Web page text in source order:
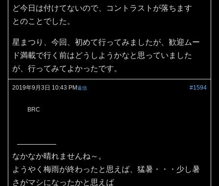
ど今日は付けてないので、コントラストが落ちます
とのことでした。
星まつり、今回、初めて行ってみましたが、歓迎ムー
ド満載で行く前はどうしようかなと思っていました
が、行ってみてよかったです。
2019年9月3日 10:43 PM #1594
返信
BRC
なかなか晴れませんね～。
ようやく梅雨が終わったと思えば、猛暑・・・少し暑
さがマシになったかと思えば